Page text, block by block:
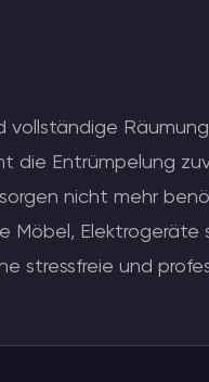
die Entrümpelung
nicht mehr
Möbel,
stressfreie und